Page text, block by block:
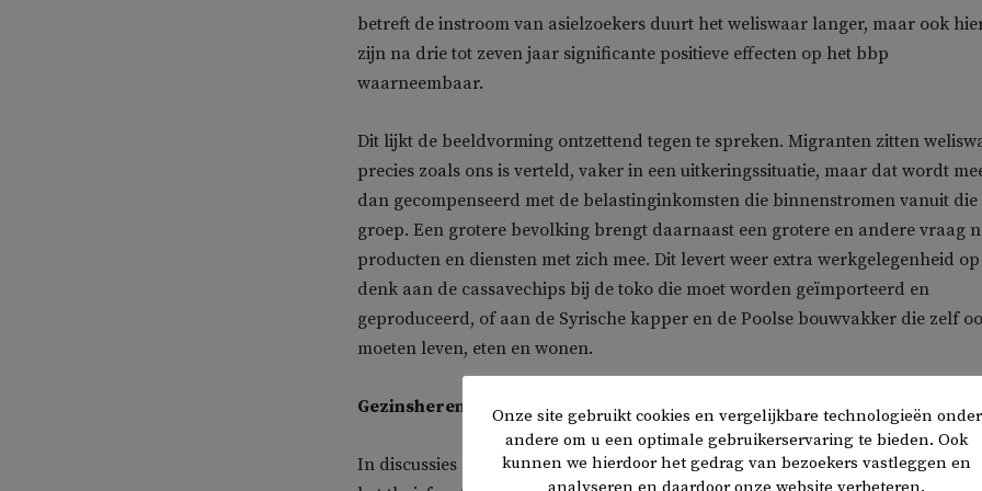
betreft de instroom van asielzoekers duurt het weliswaar langer, maar ook
zijn na drie tot zeven jaar significante positieve effecten op het bbp
waarneembaar.
Dit lijkt de beeldvorming ontzettend tegen te spreken. Migranten zitten
precies zoals ons is verteld, vaker in een uitkeringssituatie, maar dat wordt
dan gecompenseerd met de belastinginkomsten die binnenstromen vanuit die
groep. Een grotere bevolking brengt daarnaast een grotere en andere vraag
producten en diensten met zich mee. Dit levert weer extra werkgelegenheid op
denk aan de cassavechips bij de toko die moet worden geïmporteerd en
geproduceerd, of aan de Syrische kapper en de Poolse bouwvakker die zelf
moeten leven, eten en wonen.
Gezinshereniging
In discussies over migranten gaat het regelmatig over Nederlandse bijdragen
Onze site gebruikt cookies en vergelijkbare technologieën onder
andere om u een optimale gebruikerservaring te bieden. Ook
kunnen we hierdoor het gedrag van bezoekers vastleggen en